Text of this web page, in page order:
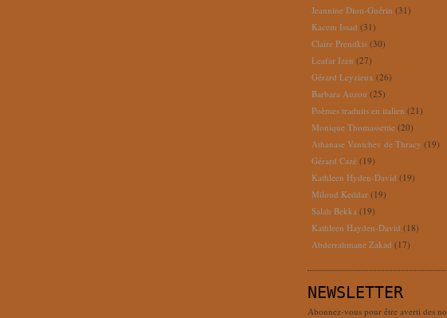
Jeannine Dion-Guérin (31)
Kacem Issad (31)
Claire Prendkis (30)
Leafar Izen (27)
Gérard Leyzieux (26)
Barbara Auzou (25)
Poèmes traduits en italien (21)
Monique Thomassettie (20)
Athanase Vantchev de Thracy (19)
Gérard Cazé (19)
Kathleen Hyden-David (19)
Miloud Keddar (19)
Salah Bekka (19)
Kathleen Hayden-David (18)
Abderrahmane Zakad (17)
NEWSLETTER
Abonnez-vous pour être averti des